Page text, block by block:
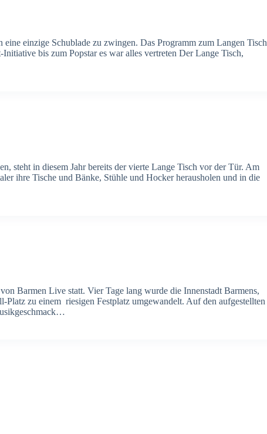
einzige Schublade zu zwingen. Das Programm zum Langen Tisch
bis zum Popstar es war alles vertreten Der Lange Tisch,
steht in diesem Jahr bereits der vierte Lange Tisch vor der Tür. Am
ihre Tische und Bänke, Stühle und Hocker herausholen und in die
Barmen Live statt. Vier Tage lang wurde die Innenstadt Barmens,
zu einem riesigen Festplatz umgewandelt. Auf den aufgestellten